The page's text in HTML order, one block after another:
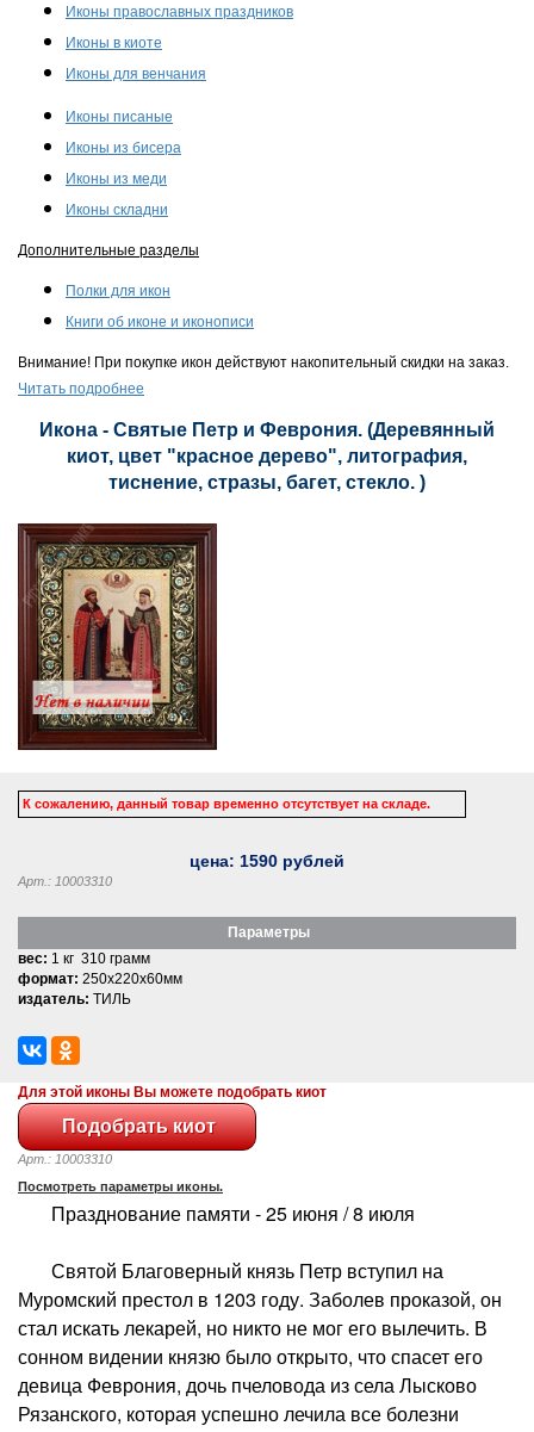
Иконы православных праздников
Иконы в киоте
Иконы для венчания
Иконы писаные
Иконы из бисера
Иконы из меди
Иконы складни
Дополнительные разделы
Полки для икон
Книги об иконе и иконописи
Внимание! При покупке икон действуют накопительный скидки на заказ.
Читать подробнее
Икона - Святые Петр и Феврония. (Деревянный
киот, цвет "красное дерево", литография,
тиснение, стразы, багет, стекло. )
К сожалению, данный товар временно отсутствует на складе.
цена: 1590 рублей
Арт.: 10003310
Параметры
вес: 1 кг 310 грамм
формат: 250x220x60мм
издатель: ТИЛЬ
Для этой иконы Вы можете подобрать киот
Арт.: 10003310
Посмотреть параметры иконы.
Празднование памяти - 25 июня / 8 июля
Святой Благоверный князь Петр вступил на
Муромский престол в 1203 году. Заболев проказой, он
стал искать лекарей, но никто не мог его вылечить. В
сонном видении князю было открыто, что спасет его
девица Феврония, дочь пчеловода из села Лысково
Рязанского, которая успешно лечила все болезни